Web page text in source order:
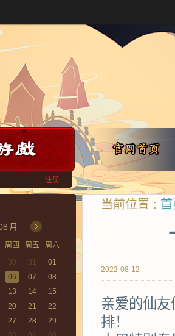
注册
月
周四 周五
周六
30 31
01
06 07
08
13 14
15
20 21
22
27 28
29
当前位置 :
2022-08-12
亲爱的仙
排！